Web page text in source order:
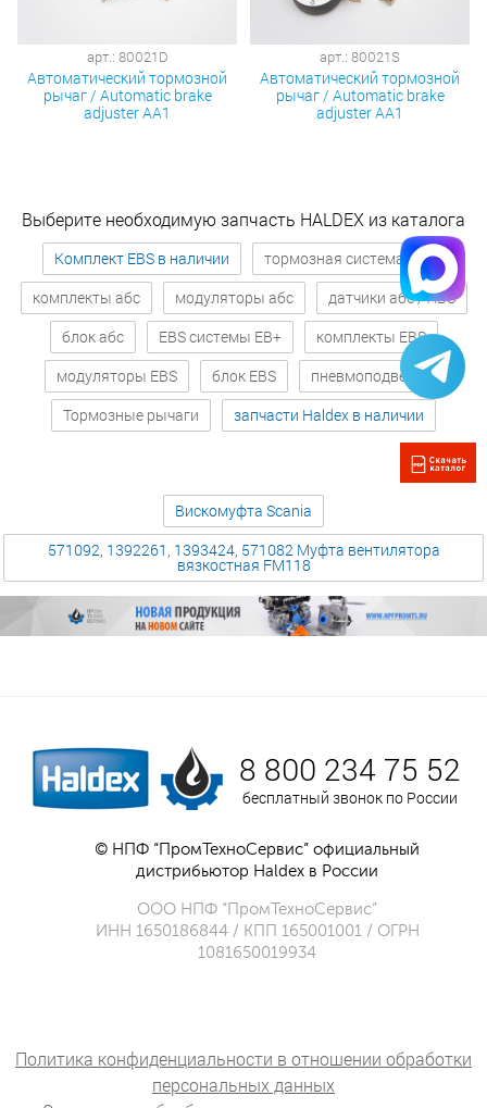
арт.: 80021D
Автоматический тормозной
рычаг / Automatic brake
adjuster AA1
арт.: 80021S
Автоматический тормозной
рычаг / Automatic brake
adjuster AA1
Выберите необходимую запчасть HALDEX из каталога
Комплект EBS в наличии
тормозная система абс
комплекты абс
модуляторы абс
датчики абс / ABS
блок абс
EBS системы EB+
комплекты EBS
модуляторы EBS
блок EBS
пневмоподвеска
Тормозные рычаги
запчасти Haldex в наличии
Вискомуфта Scania
571092, 1392261, 1393424, 571082 Муфта вентилятора
вязкостная FM118
8 800 234 75 52
бесплатный звонок по России
© НПФ “ПромТехноСервис” официальный
дистрибьютор Haldex в России
ООО НПФ “ПромТехноСервис”
ИНН 1650186844 / КПП 165001001 / ОГРН
1081650019934
Политика конфиденциальности в отношении обработки
персональных данных